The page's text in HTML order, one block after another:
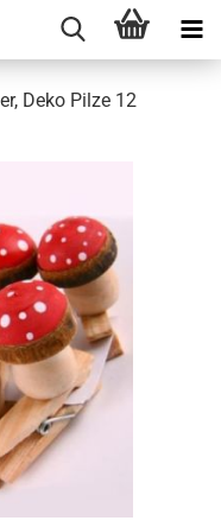
Deko Pilze 12